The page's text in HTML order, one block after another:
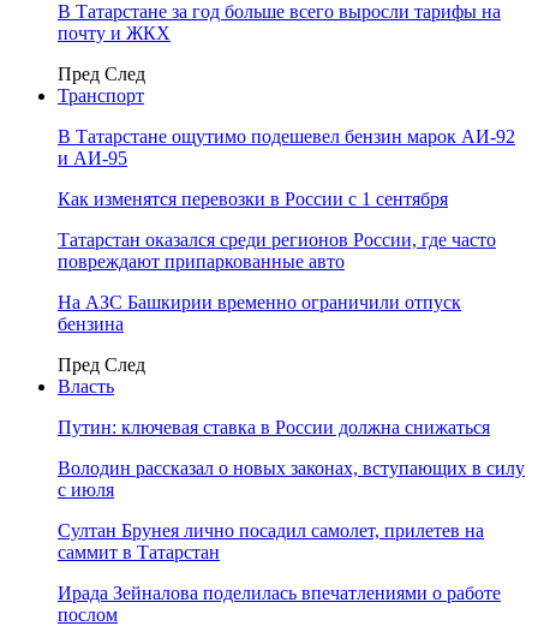
В Татарстане за год больше всего выросли тарифы на
почту и ЖКХ
Пред След
Транспорт
В Татарстане ощутимо подешевел бензин марок АИ-92
и АИ-95
Как изменятся перевозки в России с 1 сентября
Татарстан оказался среди регионов России, где часто
повреждают припаркованные авто
На АЗС Башкирии временно ограничили отпуск
бензина
Пред След
Власть
Путин: ключевая ставка в России должна снижаться
Володин рассказал о новых законах, вступающих в силу
с июля
Султан Брунея лично посадил самолет, прилетев на
саммит в Татарстан
Ирада Зейналова поделилась впечатлениями о работе
послом